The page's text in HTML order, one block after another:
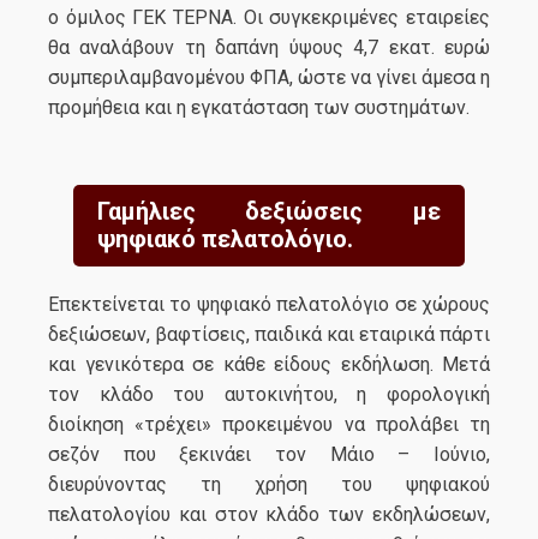
ο όμιλος ΓΕΚ ΤΕΡΝΑ. Οι συγκεκριμένες εταιρείες
θα αναλάβουν τη δαπάνη ύψους 4,7 εκατ. ευρώ
συμπεριλαμβανομένου ΦΠΑ, ώστε να γίνει άμεσα η
προμήθεια και η εγκατάσταση των συστημάτων.
Γαμήλιες δεξιώσεις με
ψηφιακό πελατολόγιο.
Επεκτείνεται το ψηφιακό πελατολόγιο σε χώρους
δεξιώσεων, βαφτίσεις, παιδικά και εταιρικά πάρτι
και γενικότερα σε κάθε είδους εκδήλωση. Μετά
τον κλάδο του αυτοκινήτου, η φορολογική
διοίκηση «τρέχει» προκειμένου να προλάβει τη
σεζόν που ξεκινάει τον Μάιο – Ιούνιο,
διευρύνοντας τη χρήση του ψηφιακού
πελατολογίου και στον κλάδο των εκδηλώσεων,